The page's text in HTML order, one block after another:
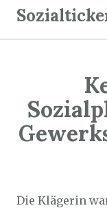
Die Klägerin